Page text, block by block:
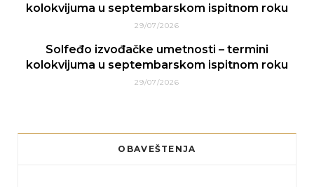
kolokvijuma u septembarskom ispitnom roku
29/07/2026
Solfeđo izvođačke umetnosti – termini
kolokvijuma u septembarskom ispitnom roku
29/07/2026
OBAVEŠTENJA